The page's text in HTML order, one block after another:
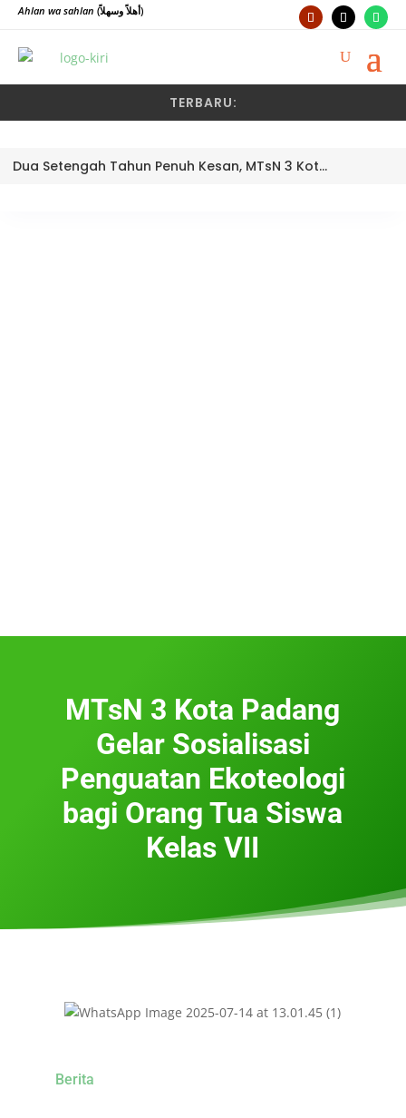
Ahlan wa sahlan (أهلاً وسهلاً)
TERBARU:
Dua Setengah Tahun Penuh Kesan, MTsN 3 Kota Padang Lepas Pengawas Pembina Dra. Nayusminar Nasrun
MTsN 3 Kota Padang
Gelar Sosialisasi
Penguatan Ekoteologi
bagi Orang Tua Siswa
Kelas VII
Berita